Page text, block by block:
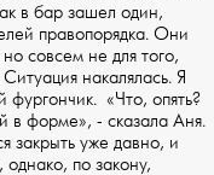
в бар зашел один,
правопорядка. Они
совсем не для того,
накалялась. Я
фургончик. «Что, опять?
в форме», - сказала Аня.
закрыть уже давно, и
однако, по закону,